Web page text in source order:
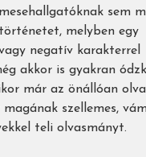
sem
melyben egy
negatív karakterrel
akkor is gyakran
már az önállóan
szellemes,
teli olvasmányt.